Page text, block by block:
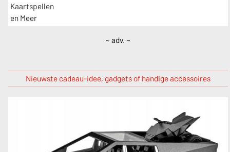
~ adv. ~
Nieuwste cadeau-idee, gadgets of handige accessoires